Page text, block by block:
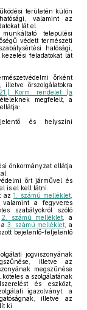
területén külön
valamint az
lát el.
települési
védett természeti
hatósági,
feladatokat lát
őrként
illetve őrszolgálatokra
Korm. rendelet (a
megfelelt, a
és helyszíni
önkormányzat ellátja
őrt járművel és
is el kell látni.
az 1. számú melléklet
valamint a fegyveres
szabályokról szóló
2. számú melléklet , a
3. számú melléklet , a
bejelentő-feljelentő
jogviszonyának
illetve az
megszűnése
a szolgálatának
és eszközt,
igazolványt, a
illetve az
ki.